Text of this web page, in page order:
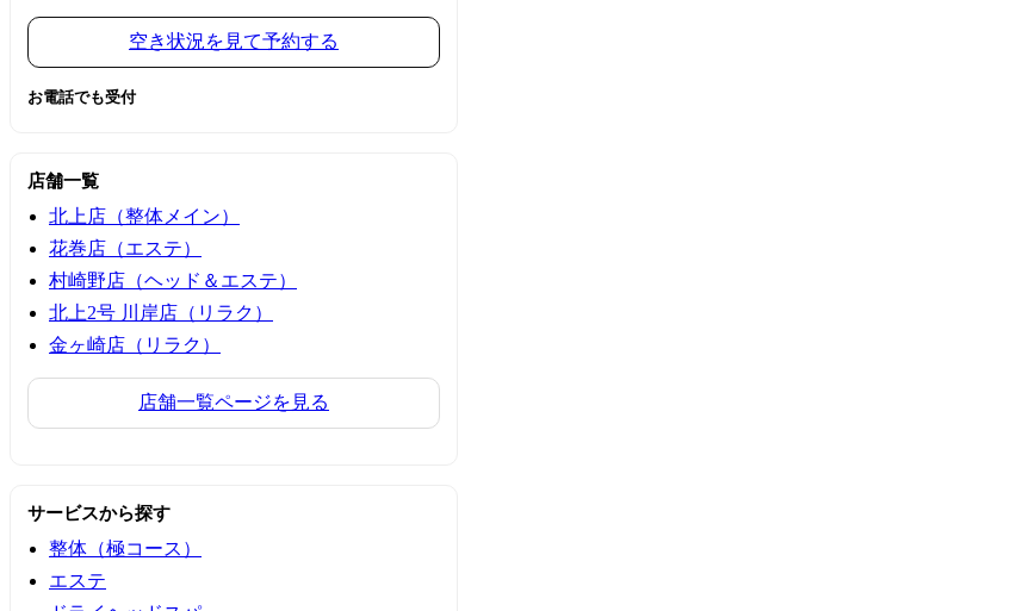
空き状況を見て予約する
お電話でも受付
店舗一覧
北上店（整体メイン）
花巻店（エステ）
村崎野店（ヘッド＆エステ）
北上2号 川岸店（リラク）
金ヶ崎店（リラク）
店舗一覧ページを見る
サービスから探す
整体（極コース）
エステ